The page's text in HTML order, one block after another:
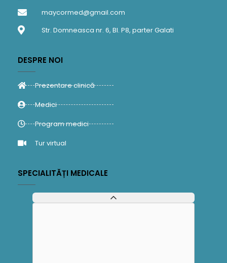
maycormed@gmail.com
Str. Domneasca nr. 6, Bl. P8, parter Galati
DESPRE NOI
Prezentare clinică
Medici
Program medici
Tur virtual
SPECIALITĂȚI MEDICALE